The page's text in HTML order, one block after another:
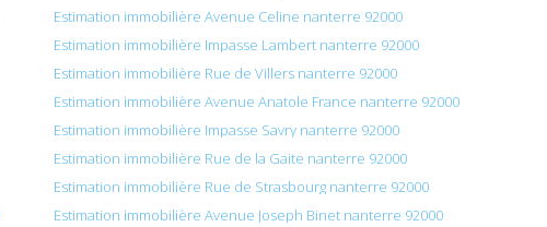
Estimation immobilière Avenue Celine nanterre 92000
Estimation immobilière Impasse Lambert nanterre 92000
Estimation immobilière Rue de Villers nanterre 92000
Estimation immobilière Avenue Anatole France nanterre 92000
Estimation immobilière Impasse Savry nanterre 92000
Estimation immobilière Rue de la Gaite nanterre 92000
Estimation immobilière Rue de Strasbourg nanterre 92000
Estimation immobilière Avenue Joseph Binet nanterre 92000